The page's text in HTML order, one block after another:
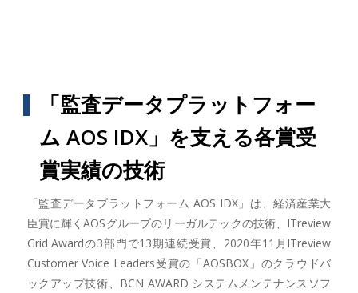
「監査データプラットフォー
ム AOS IDX」を支える各賞受
賞実績の技術
「監査データプラットフォーム AOS IDX」は、経済産業大
臣賞に輝くAOSグループのリーガルテックの技術、ITreview
Grid Awardの3部門で13期連続受賞、2020年11月ITreview
Customer Voice Leaders受賞の「AOSBOX」のクラウドバ
ックアップ技術、BCN AWARD システムメンテナンスソフ